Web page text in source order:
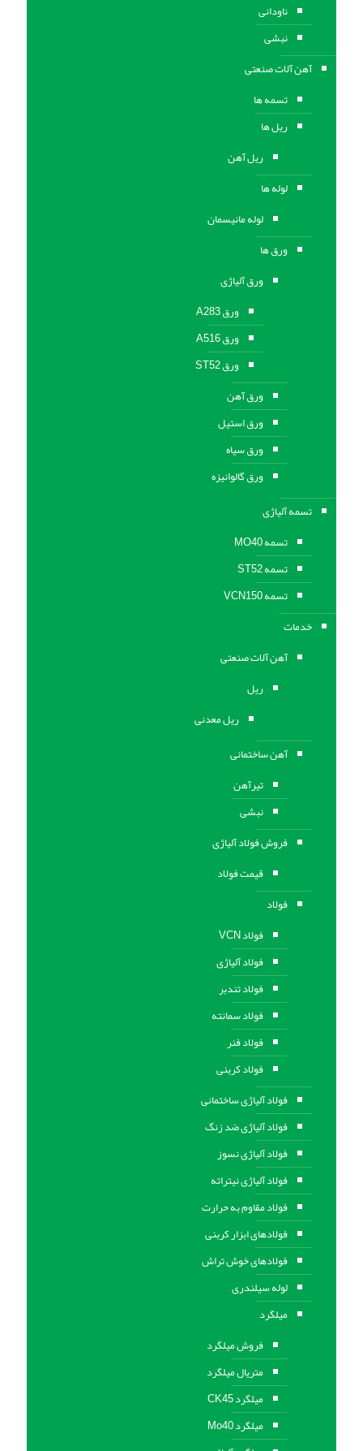
ناودانی
نبشی
آهن آلات صنعتی
تسمه ها
ریل ها
ریل آهن
لوله ها
لوله مانیسمان
ورق ها
ورق آلیاژی
ورق A283
ورق A516
ورق ST52
ورق آهن
ورق استیل
ورق سیاه
ورق گالوانیزه
تسمه آلیاژی
تسمه MO40
تسمه ST52
تسمه VCN150
خدمات
آهن آلات صنعتی
ریل
ریل معدنی
آهن ساختمانی
تیرآهن
نبشی
فروش فولاد آلیاژی
قیمت فولاد
فولاد
فولاد VCN
فولاد آلیاژی
فولاد تندبر
فولاد سمانته
فولاد فنر
فولاد کربنی
فولاد آلیاژی ساختمانی
فولاد آلیاژی ضد زنگ
فولاد آلیاژی نسوز
فولاد آلیاژی نیتراته
فولاد مقاوم به حرارت
فولادهای ابزار کربنی
فولادهای خوش تراش
لوله سیلندری
میلگرد
فروش میلگرد
متریال میلگرد
میلگرد CK45
میلگرد Mo40